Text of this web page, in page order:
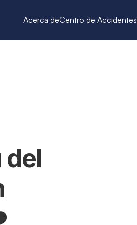
Acerca deCentro de Accidentes
del